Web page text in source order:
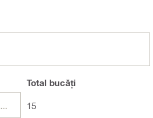
Total bucăți
15